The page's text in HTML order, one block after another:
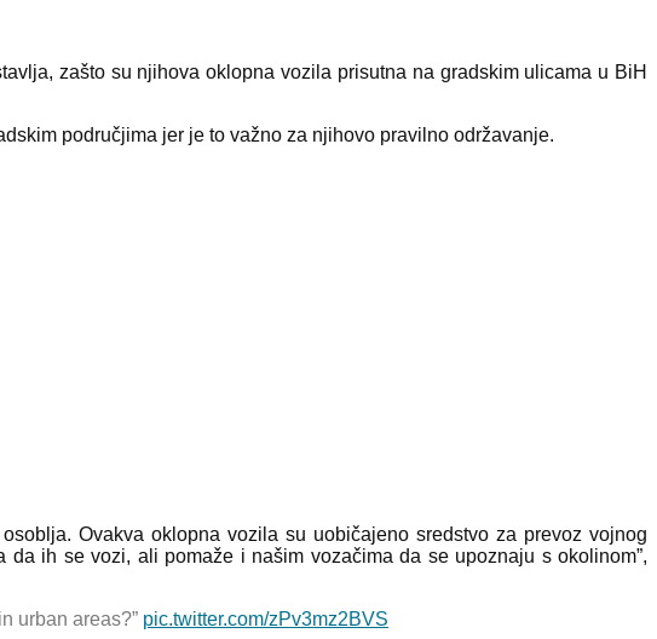
zašto su njihova oklopna vozila prisutna na gradskim ulicama u BiH
područjima jer je to važno za njihovo pravilno održavanje.
Ovakva oklopna vozila su uobičajeno sredstvo za prevoz vojnog
ih se vozi, ali pomaže i našim vozačima da se upoznaju s okolinom”,
urban areas?” pic.twitter.com/zPv3mz2BVS